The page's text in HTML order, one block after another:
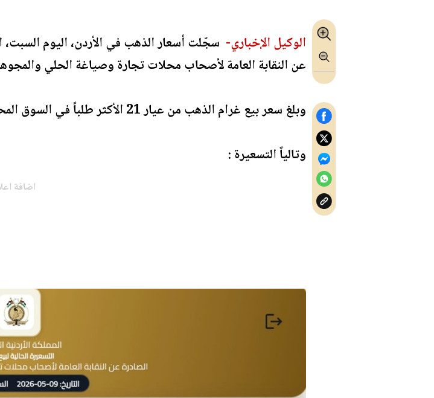
الوكيل الإخباري-
عن النقابة العامة لأصحاب محلات تجارة وصياغة الحلي
وبلغ سعر بيع غرام الذهب من عيار 21 الأكثر طلباً في السوق المحلية 95.800 ديناراً، مقابل 91.400 ديناراً سعر الشراء .
وتالياً التسعيرة :
اضافة